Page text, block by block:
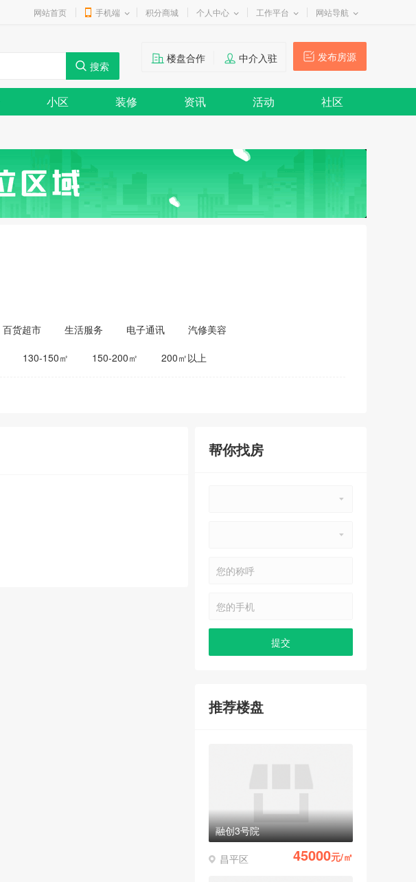
网站首页 手机端 积分商城 个人中心 工作平台 网站导航
发布房源
楼盘合作 中介入驻
小区 装修 资讯 活动 社区
百货超市 生活服务 电子通讯
汽修美容
130-150㎡ 150-200㎡ 200㎡以上
帮你找房
推荐楼盘
融创3号院
昌平区 45000元/㎡